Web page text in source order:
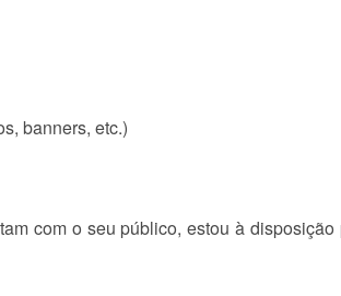
banners, etc.)
com o seu público, estou à